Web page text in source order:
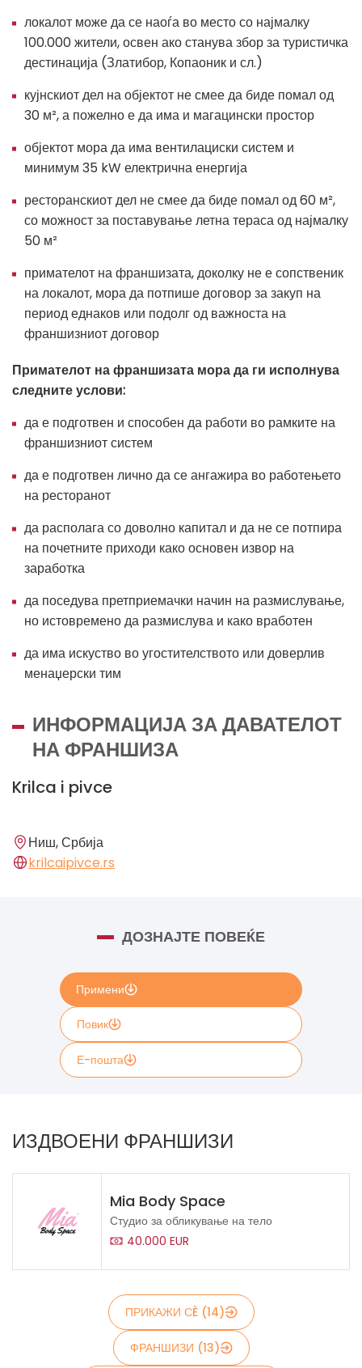
локалот може да се наоѓа во место со најмалку
100.000 жители, освен ако станува збор за туристичка
дестинација (Златибор, Копаоник и сл.)
кујнскиот дел на објектот не смее да биде помал од
30 м², а пожелно е да има и магацински простор
објектот мора да има вентилациски систем и
минимум 35 kW електрична енергија
ресторанскиот дел не смее да биде помал од 60 м²,
со можност за поставување летна тераса од најмалку
50 м²
примателот на франшизата, доколку не е сопственик
на локалот, мора да потпише договор за закуп на
период еднаков или подолг од важноста на
франшизниот договор
Примателот на франшизата мора да ги исполнува
следните услови:
да е подготвен и способен да работи во рамките на
франшизниот систем
да е подготвен лично да се ангажира во работењето
на ресторанот
да располага со доволно капитал и да не се потпира
на почетните приходи како основен извор на
заработка
да поседува претприемачки начин на размислување,
но истовремено да размислува и како вработен
да има искуство во угостителството или доверлив
менаџерски тим
ИНФОРМАЦИЈА ЗА ДАВАТЕЛОТ
НА ФРАНШИЗА
Krilca i pivce
Ниш, Србија
krilcaipivce.rs
ДОЗНАЈТЕ ПОВЕЌЕ
Примени
Повик
Е-пошта
формата ќе бидат проследени директно до Krilca i
ИЗДВОЕНИ ФРАНШИЗИ
Mia Body Space
Студио за обликување на тело
40.000 EUR
ПРИКАЖИ СÈ (14)
ФРАНШИЗИ (13)